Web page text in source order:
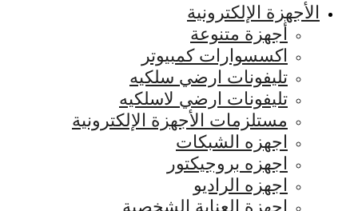
الأجهزة الإلكترونية
أجهزة متنوعة
اكسسوارات كمبيوتر
تليفونات ارضي سلكيه
تليفونات ارضي لاسلكيه
مستلزمات الأجهزة الإلكترونية
اجهزه الشبكات
اجهزه بروجيكتور
اجهزه الراديو
اجهزة العناية الشخصية